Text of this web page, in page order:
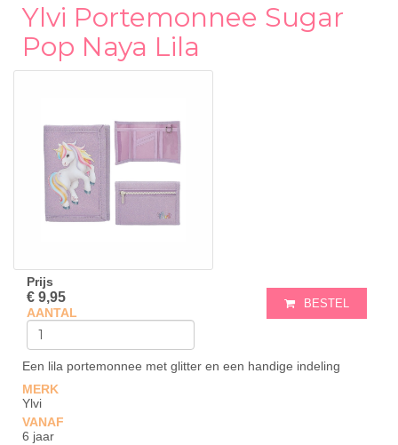
Ylvi Portemonnee Sugar
Pop Naya Lila
Prijs
€ 9,95
AANTAL
BESTEL
Een lila portemonnee met glitter en een handige indeling
MERK
Ylvi
VANAF
6 jaar